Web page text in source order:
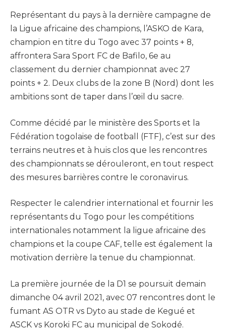
Représentant du pays à la dernière campagne de
la Ligue africaine des champions, l’ASKO de Kara,
champion en titre du Togo avec 37 points + 8,
affrontera Sara Sport FC de Bafilo, 6e au
classement du dernier championnat avec 27
points + 2. Deux clubs de la zone B (Nord) dont les
ambitions sont de taper dans l’œil du sacre.
Comme décidé par le ministère des Sports et la
Fédération togolaise de football (FTF), c’est sur des
terrains neutres et à huis clos que les rencontres
des championnats se dérouleront, en tout respect
des mesures barrières contre le coronavirus.
Respecter le calendrier international et fournir les
représentants du Togo pour les compétitions
internationales notamment la ligue africaine des
champions et la coupe CAF, telle est également la
motivation derrière la tenue du championnat.
La première journée de la D1 se poursuit demain
dimanche 04 avril 2021, avec 07 rencontres dont le
fumant AS OTR vs Dyto au stade de Kegué et
ASCK vs Koroki FC au municipal de Sokodé.